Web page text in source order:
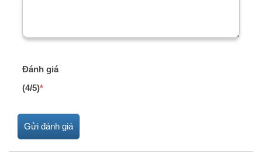
Đánh giá
(4/5)*